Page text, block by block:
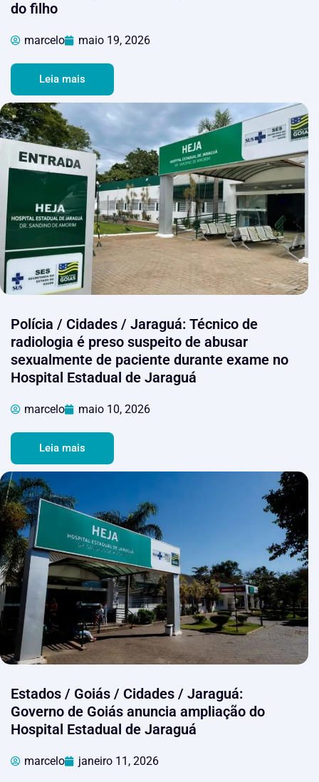
do filho
marcelo maio 19, 2026
Leia mais
Polícia / Cidades / Jaraguá: Técnico de
radiologia é preso suspeito de abusar
sexualmente de paciente durante exame no
Hospital Estadual de Jaraguá
marcelo maio 10, 2026
Leia mais
Estados / Goiás / Cidades / Jaraguá:
Governo de Goiás anuncia ampliação do
Hospital Estadual de Jaraguá
marcelo janeiro 11, 2026